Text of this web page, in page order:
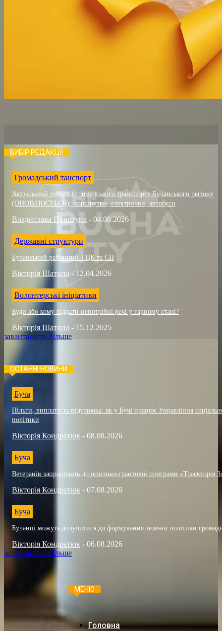
ВИБІР РЕДАКЦІЇ
Громадський танспорт
Актуальний розклад громадського транспорту Бучанського регіону
(ОНОВЛЮЄТЬСЯ): маршрутки, електрички, автобуси
Владислава Приступа - 04.08.2026
Державні структури
Бучанський районний ТЦК та СП
Вікторія Шатило - 12.04.2026
Волонтерські ініціативи
Куди або кому віддати непотрібні речі у гарному стані?
Вікторія Шатило - 15.12.2025
завантажити більше
ОСТАННІ НОВИНИ
Буча
Пільги, виплати та підтримка: як у Бучі працює Управління
політики
Вікторія Кондратюк - 08.08.2026
Буча
Ветеранів запрошують до освітньо-грантової програми «Траєкторія
Вікторія Кондратюк - 07.08.2026
Буча
Бучанці можуть долучитися до формування зеленої політики
Вікторія Кондратюк - 06.08.2026
завантажити більше
МЕНЮ
Головна